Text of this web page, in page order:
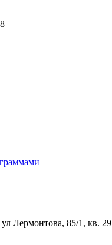
Лермонтова, 85/1, кв. 29